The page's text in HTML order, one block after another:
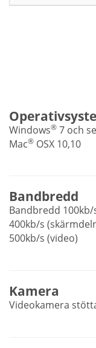
Windows® 7 och
Mac® OSX 10,10
Bandbredd
Bandbredd 100kb/
400kb/s
500kb/s (video)
Kamera
Videokamera